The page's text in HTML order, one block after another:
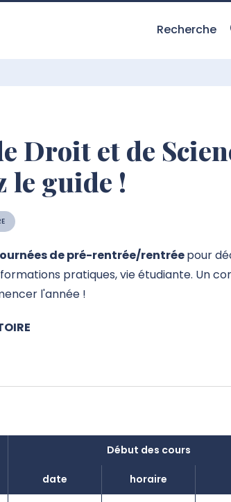
Recherche
Droit et de
le guide !
de pré-rentrée/rentréepour
pratiques, vie étudiante. Un
l'année !
Début des cours
date horaire